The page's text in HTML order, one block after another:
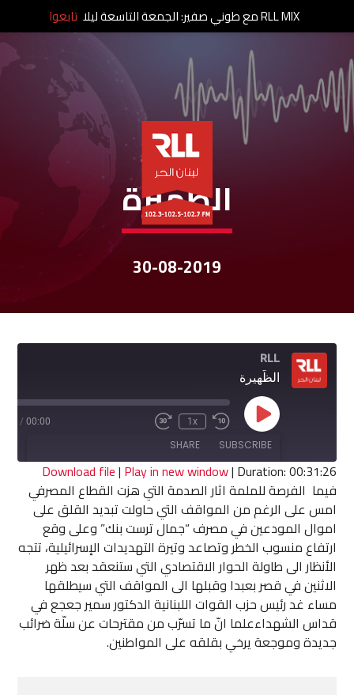
نشرات الأخبار
الظّهيرة
30-08-2019
RLL
الظّهيرة
Play
Episode
Rewind
10
Seconds
1x
Fast
seconds
00:00
/
SUBSCRIBE
SHARE
RSS FEED
SHARE
LINK
EMBED
Download file| Play in new window| Duration: 00:31:26
فيما الفرصة للملمة اثار الصدمة التي هزت القطاع المصرفي
امس على الرغم من المواقف التي حاولت تبديد القلق على
اموال المودعين في مصرف “جمال ترست بنك” وعلى وقع
ارتفاع منسوب الخطر وتصاعد وتيرة التهديدات الإسرائيلية، تتجه
الأنظار الى طاولة الحوار الاقتصادي التي ستنعقد بعد ظهر
الاثنين في قصر بعبدا وقبلها الى المواقف التي سيطلقها
مساء غد رئيس حزب القوات اللبنانية الدكتور سمير جعجع في
قداس الشهداءعلما انّ ما تسرّب من مقترحات عن سلّة ضرائب
جديدة وموجعة يرخي بقلقه على المواطنين.
RLL MIX مع طوني صفير: الجمعة التاسعة ليلا تابعوا